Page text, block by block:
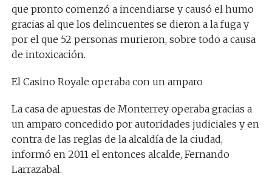
que pronto comenzó a incendiarse y causó el humo
gracias al que los delincuentes se dieron a la fuga y
por el que 52 personas murieron, sobre todo a causa
de intoxicación.
El Casino Royale operaba con un amparo
La casa de apuestas de Monterrey operaba gracias a
un amparo concedido por autoridades judiciales y en
contra de las reglas de la alcaldía de la ciudad,
informó en 2011 el entonces alcalde, Fernando
Larrazabal.